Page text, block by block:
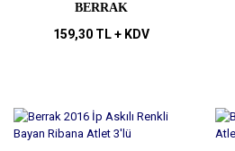
BERRAK
159,30 TL + KDV